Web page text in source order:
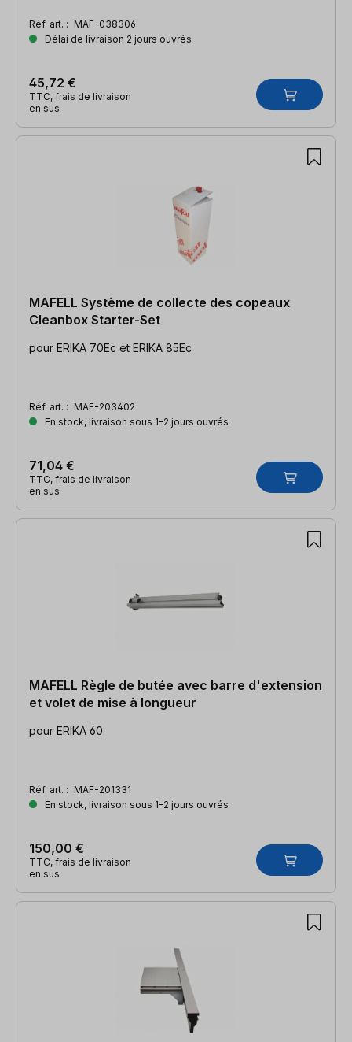
Réf. art. : MAF-038306
Délai de livraison 2 jours ouvrés
45,72 €
TTC, frais de livraison
en sus
MAFELL Système de collecte des copeaux
Cleanbox Starter-Set
pour ERIKA 70Ec et ERIKA 85Ec
Réf. art. : MAF-203402
En stock, livraison sous 1-2 jours ouvrés
71,04 €
TTC, frais de livraison
en sus
MAFELL Règle de butée avec barre d'extension
et volet de mise à longueur
pour ERIKA 60
Réf. art. : MAF-201331
En stock, livraison sous 1-2 jours ouvrés
150,00 €
TTC, frais de livraison
en sus